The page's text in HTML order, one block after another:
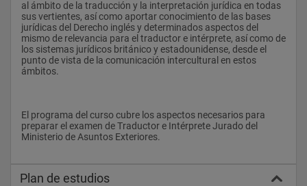
al ámbito de la traducción y la interpretación jurídica en todas
sus vertientes, así como aportar conocimiento de las bases
jurídicas del Derecho inglés y determinados aspectos del
mismo de relevancia para el traductor e intérprete, así como de
los sistemas jurídicos británico y estadounidense, desde el
punto de vista de la comunicación intercultural en estos
ámbitos.
El programa del curso cubre los aspectos necesarios para
preparar el examen de Traductor e Intérprete Jurado del
Ministerio de Asuntos Exteriores.
Plan de estudios